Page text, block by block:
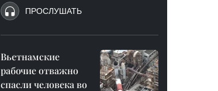
ПРОСЛУШАТЬ
Вьетнамские
рабочие отважно
спасли человека во